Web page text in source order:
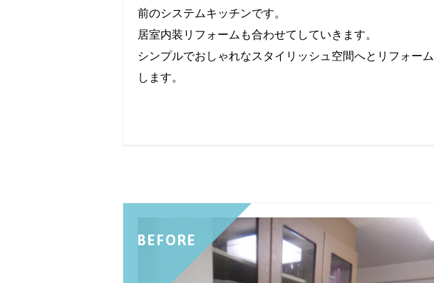
前のシステムキッチンです。
居室内装リフォームも合わせてしていきます。
シンプルでおしゃれなスタイリッシュ空間へとリフォーム
します。
BEFORE